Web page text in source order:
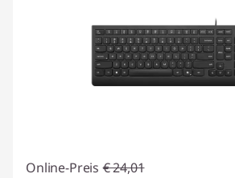
Online-Preis € 24,01